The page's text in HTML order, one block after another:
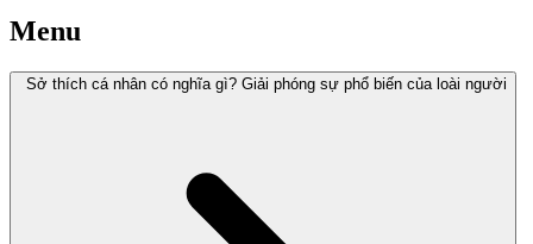
Menu
Sở thích cá nhân có nghĩa gì? Giải phóng sự phổ biến của loài người